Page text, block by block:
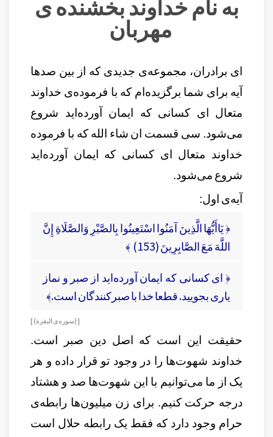
مهربان
ای برادران، مجموعه‌ی جدیدی که از بین صدها
آیه برای شما برگزیده‌ام که با فرموده‌ی خداوند
متعال ای کسانی که ایمان آورده‌اید شروع
می‌شود. سی قسمت ان شاء الله که با فرموده
خداوند متعال ای کسانی که ایمان آورده‌اید
شروع می‌شود.
آیه‌ی اول:
﴿ يَاأَيُّهَا الَّذِينَ آمَنُوا اسْتَعِينُوا بِالصَّبْرِ وَالصَّلَاةِ إِنَّ
اللَّهَ مَعَ الصَّابِرِينَ (153) ﴾
﴿ ای کسانی که ایمان آورده‌اید از صبر و نماز
یاری بجویید. قطعا خدا با صبرکنندگان است.﴾
[ (سوره‌ی البقرة) ]
حقیقت این است که اصل دین صبر است.
خداوند شهوت‌ها را در وجود تو قرار داده و هر
یک از ما می‌توانیم با این شهوت‌ها صد و هشتاد
درجه حرکت کنیم. برای زن میلیون‌ها رابطه‌ی
حرام وجود دارد که فقط یک رابطه حلال است